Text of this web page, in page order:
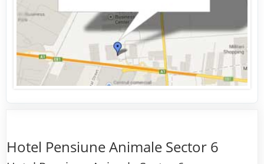
Hotel Pensiune Animale Sector 6